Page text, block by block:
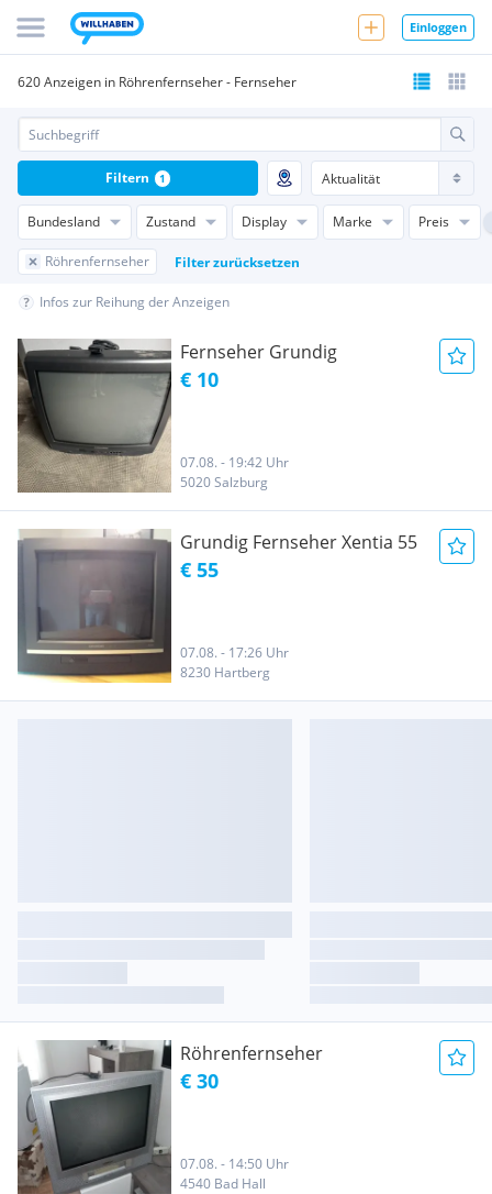
Einloggen
620 Anzeigen in Röhrenfernseher - Fernseher
Bundesland Zustand Display Marke Preis
Röhrenfernseher Filter zurücksetzen
Filtern 1
Infos zur Reihung der Anzeigen
Fernseher Grundig
€ 10
07.08. - 19:42 Uhr
5020 Salzburg
Grundig Fernseher Xentia 55
€ 55
07.08. - 17:26 Uhr
8230 Hartberg
Röhrenfernseher
€ 30
07.08. - 14:50 Uhr
4540 Bad Hall